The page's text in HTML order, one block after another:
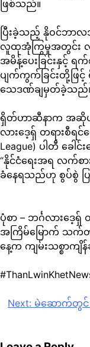
ဖြစ်သည်။
ပြီးခဲ့သည့် နိုဝင်ဘာလ
လူထုအုံကြွမှုအတွင်း လူ
အမိန့်ပေးခြင်းနှင့်
ပျက်ကွက်ခြင်းတို့ဖြ
သေဒဏ်ချမှတ်ခဲ့သည်
ရှိတ်ဟာဆီနာက အဆိုပါ
လားဒေ့ရှ် တရားစီရ
League) ပါတီ ခေ
“နိုင်ငံရေးအရ လက်စ
ခံနေရသည်ဟု စွပ်စွဲ
ပုံစာ – ဘင်္ဂလားဒေ့ရှ်
အကြိမ်မြောက် သက်တ
နေ့က ကျမ်းသစ္စာကျိ
Post
Next: မဲဆောက်တွင် “